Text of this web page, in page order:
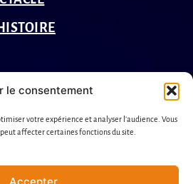
le consentement
votre expérience et analyser l’audience. Vous
affecter certaines fonctions du site.
Accepter
BLOG